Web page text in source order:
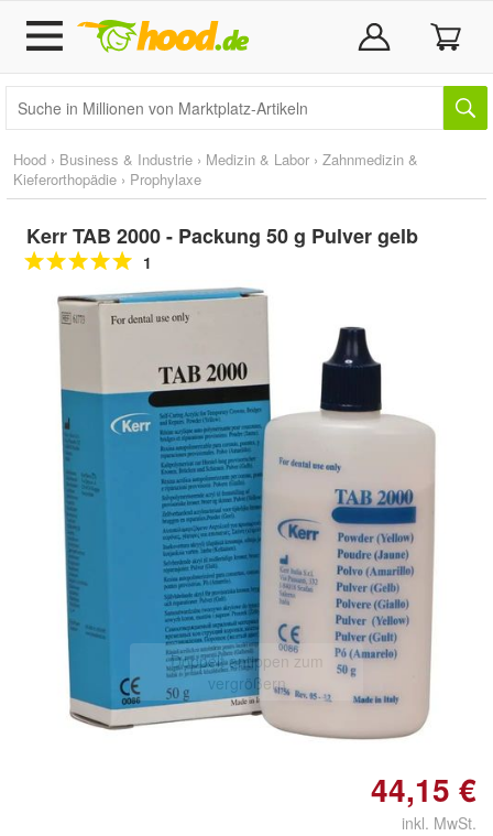
Hood › Business & Industrie › Medizin & Labor › Zahnmedizin &
Kieferorthopädie › Prophylaxe
Kerr TAB 2000 - Packung 50 g Pulver gelb
1
Doppelt antippen zum
vergrößern
44,15 €
inkl. MwSt.